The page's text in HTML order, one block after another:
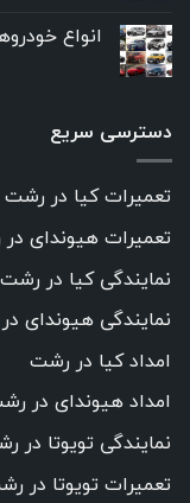
انواع
دسترسی سریع
تعمیرات کیا در رشت
تعمیرات هیوندای
نمایندگی کیا در رشت
نمایندگی هیوندای
امداد کیا در رشت
امداد هیوندای در
نمایندگی تویوتا در
تعمیرات تویوتا در